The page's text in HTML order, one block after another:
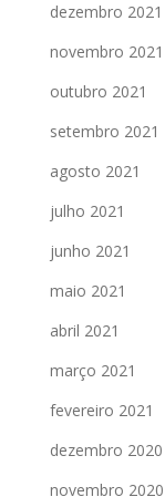
dezembro 2021
novembro 2021
outubro 2021
setembro 2021
agosto 2021
julho 2021
junho 2021
maio 2021
abril 2021
março 2021
fevereiro 2021
dezembro 2020
novembro 2020